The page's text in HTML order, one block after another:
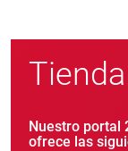
Nuestro portal
ofrece las